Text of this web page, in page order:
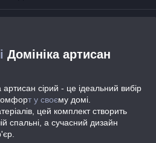
Домініка артисан
артисан сірий - це ідеальний вибір
т у своєму домі.
цей комплект створить
спальні, а сучасний дизайн